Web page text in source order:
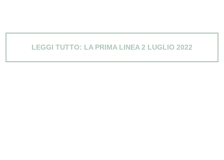
LEGGI TUTTO: LA PRIMA LINEA 2 LUGLIO 2022